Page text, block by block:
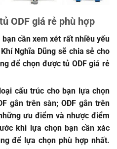
ODF giá rẻ phù hợp
cần xem xét rất nhiều yếu
Nghĩa Dũng sẽ chia sẻ cho
để chọn được tủ ODF giá rẻ
cấu trúc cho bạn lựa chọn
gắn trên sàn; ODF gắn trên
ưu điểm và nhược điểm
khi lựa chọn bạn cần xác
để lựa chọn phù hợp nhất.